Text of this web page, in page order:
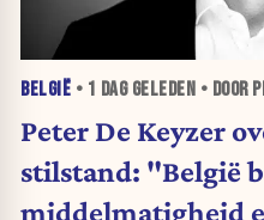
BELGIË • 1 DAGGELEDEN • DOOR
Peter De Keyzer
stilstand: "België
middelmatigheid